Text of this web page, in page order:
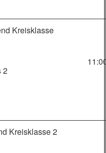
Kreisklasse
2
Kreisklasse 2